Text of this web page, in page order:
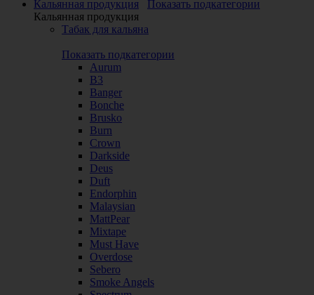
Кальянная продукция
Показать подкатегории
Кальянная продукция
Табак для кальяна
Показать подкатегории
Aurum
B3
Banger
Bonche
Brusko
Burn
Crown
Darkside
Deus
Duft
Endorphin
Malaysian
MattPear
Mixtape
Must Have
Overdose
Sebero
Smoke Angels